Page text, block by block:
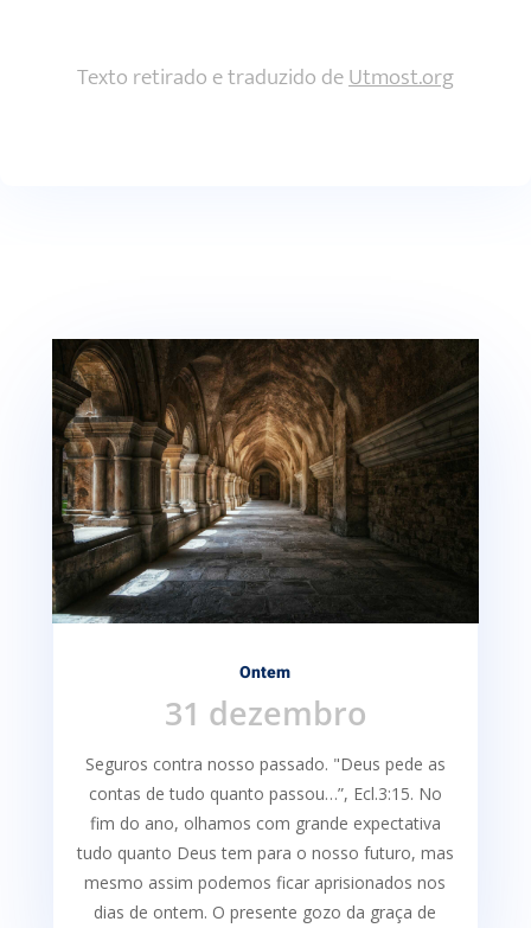
Texto retirado e traduzido deUtmost.org
Ontem
31 dezembro
Seguros contra nosso passado. "Deus pede as
contas de tudo quanto passou…”, Ecl.3:15. No
fim do ano, olhamos com grande expectativa
tudo quanto Deus tem para o nosso futuro, mas
mesmo assim podemos ficar aprisionados nos
dias de ontem. O presente gozo da graça de